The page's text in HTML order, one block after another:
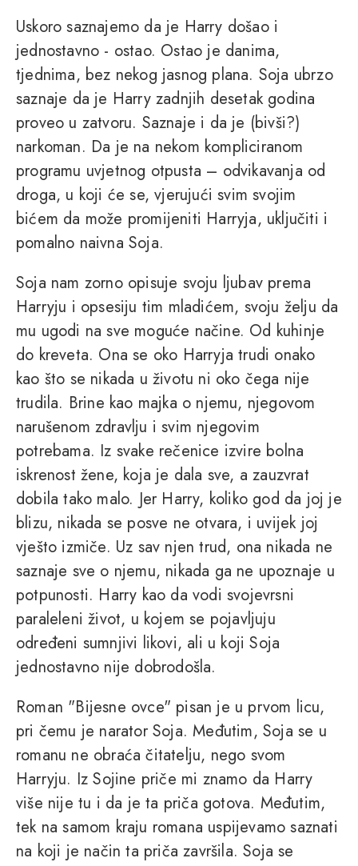
Uskoro saznajemo da je Harry došao i
jednostavno - ostao. Ostao je danima,
tjednima, bez nekog jasnog plana. Soja ubrzo
saznaje da je Harry zadnjih desetak godina
proveo u zatvoru. Saznaje i da je (bivši?)
narkoman. Da je na nekom kompliciranom
programu uvjetnog otpusta – odvikavanja od
droga, u koji će se, vjerujući svim svojim
bićem da može promijeniti Harryja, uključiti i
pomalno naivna Soja.
Soja nam zorno opisuje svoju ljubav prema
Harryju i opsesiju tim mladićem, svoju želju da
mu ugodi na sve moguće načine. Od kuhinje
do kreveta. Ona se oko Harryja trudi onako
kao što se nikada u životu ni oko čega nije
trudila. Brine kao majka o njemu, njegovom
narušenom zdravlju i svim njegovim
potrebama. Iz svake rečenice izvire bolna
iskrenost žene, koja je dala sve, a zauzvrat
dobila tako malo. Jer Harry, koliko god da joj je
blizu, nikada se posve ne otvara, i uvijek joj
vješto izmiče. Uz sav njen trud, ona nikada ne
saznaje sve o njemu, nikada ga ne upoznaje u
potpunosti. Harry kao da vodi svojevrsni
paraleleni život, u kojem se pojavljuju
određeni sumnjivi likovi, ali u koji Soja
jednostavno nije dobrodošla.
Roman "Bijesne ovce" pisan je u prvom licu,
pri čemu je narator Soja. Međutim, Soja se u
romanu ne obraća čitatelju, nego svom
Harryju. Iz Sojine priče mi znamo da Harry
više nije tu i da je ta priča gotova. Međutim,
tek na samom kraju romana uspijevamo saznati
na koji je način ta priča završila. Soja se